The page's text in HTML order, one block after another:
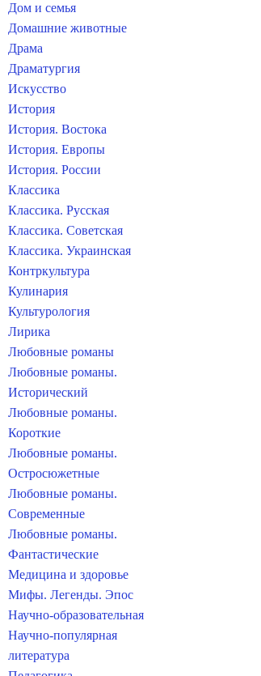
Дом и семья
Домашние животные
Драма
Драматургия
Искусство
История
История. Востока
История. Европы
История. России
Классика
Классика. Русская
Классика. Советская
Классика. Украинская
Контркультура
Кулинария
Культурология
Лирика
Любовные романы
Любовные романы.
Исторический
Любовные романы.
Короткие
Любовные романы.
Остросюжетные
Любовные романы.
Современные
Любовные романы.
Фантастические
Медицина и здоровье
Мифы. Легенды. Эпос
Научно-образовательная
Научно-популярная
литература